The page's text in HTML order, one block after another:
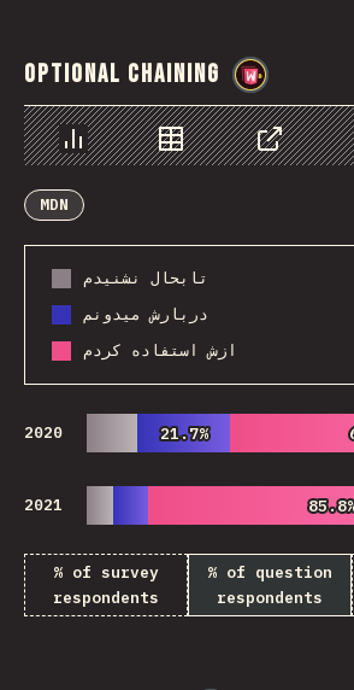
Optional Chaining
Chart Data Share
MDN
تابحال نشنیدم
دربارش میدونم
ازش استفاده کردم
2020 21.7%
21.7%
2021
% of survey
respondents
% of question
respondents